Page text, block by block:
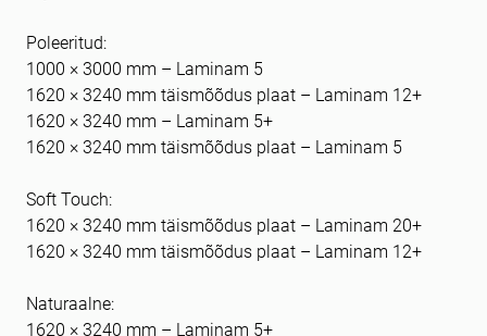
Poleeritud:
1000 × 3000 mm – Laminam 5
1620 × 3240 mm täismõõdus plaat – Laminam 12+
1620 × 3240 mm – Laminam 5+
1620 × 3240 mm täismõõdus plaat – Laminam 5
Soft Touch:
1620 × 3240 mm täismõõdus plaat – Laminam 20+
1620 × 3240 mm täismõõdus plaat – Laminam 12+
Naturaalne:
1620 × 3240 mm – Laminam 5+